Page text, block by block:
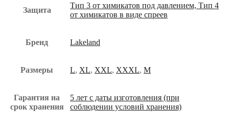
Защита
Тип 3 от химикатов под давлением, Тип 4
от химикатов в виде спреев
Бренд Lakeland
Размеры L, XL, XXL, XXXL, М
Гарантия на
срок хранения
5 лет с даты изготовления (при
соблюдении условий хранения)